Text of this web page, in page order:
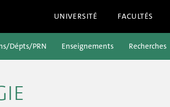
UNIVERSITÉ FACULTÉS
Dépts/PRN Enseignements Recherches